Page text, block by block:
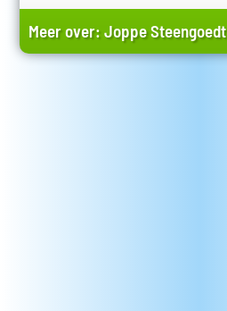
Meer over:Joppe Steengoedt